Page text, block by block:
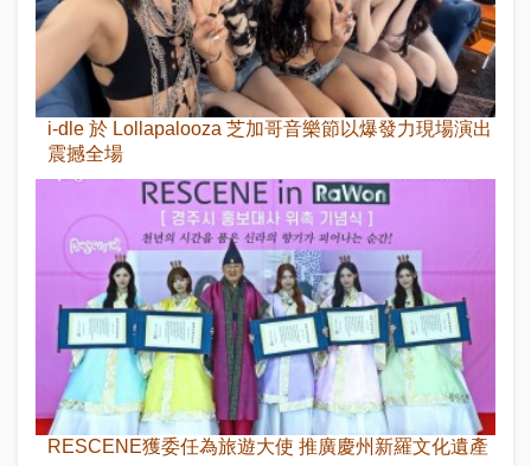
i-dle 於 Lollapalooza 芝加哥音樂節以爆發力現場演出
震撼全場
RESCENE獲委任為旅遊大使 推廣慶州新羅文化遺產